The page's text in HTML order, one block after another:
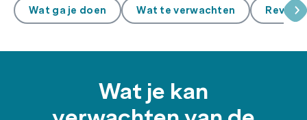
Wat ga je doen Wat te verwachten
Wat je kan